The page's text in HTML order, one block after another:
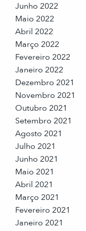
Junho 2022
Maio 2022
Abril 2022
Março 2022
Fevereiro 2022
Janeiro 2022
Dezembro 2021
Novembro 2021
Outubro 2021
Setembro 2021
Agosto 2021
Julho 2021
Junho 2021
Maio 2021
Abril 2021
Março 2021
Fevereiro 2021
Janeiro 2021